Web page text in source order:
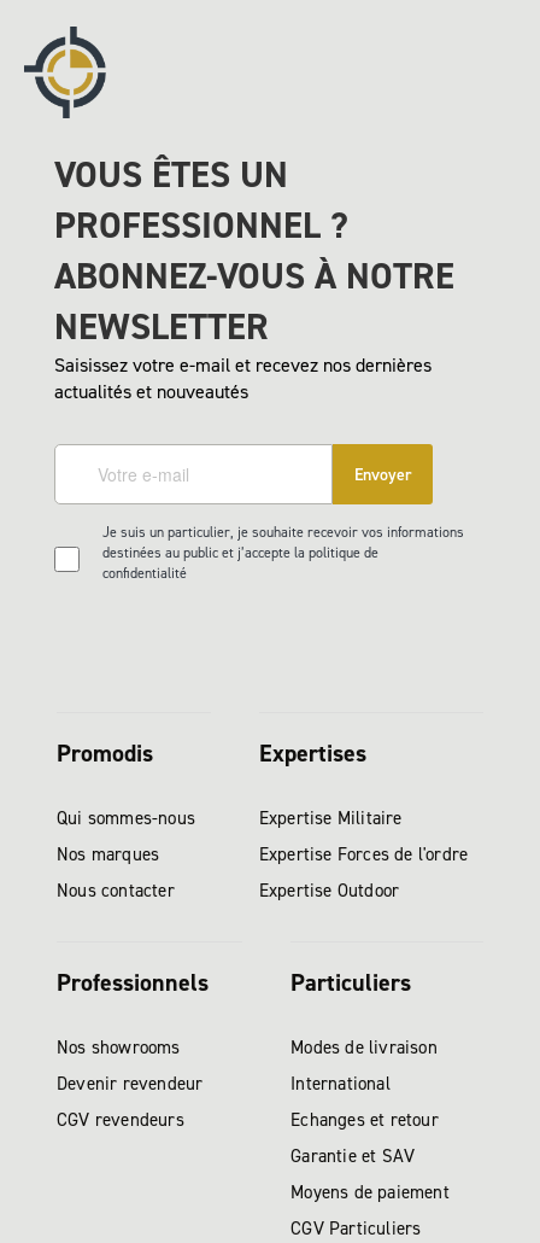
VOUS ÊTES UN
PROFESSIONNEL ?
ABONNEZ-VOUS À NOTRE
NEWSLETTER
Saisissez votre e-mail et recevez nos dernières
actualités et nouveautés
Envoyer
Je suis un particulier, je souhaite recevoir vos informations
destinées au public et j’accepte la politique de
confidentialité
Promodis
Qui sommes-nous
Nos marques
Nous contacter
Expertises
Expertise Militaire
Expertise Forces de l'ordre
Expertise Outdoor
Professionnels
Nos showrooms
Devenir revendeur
CGV revendeurs
Particuliers
Modes de livraison
International
Echanges et retour
Garantie et SAV
Moyens de paiement
CGV Particuliers